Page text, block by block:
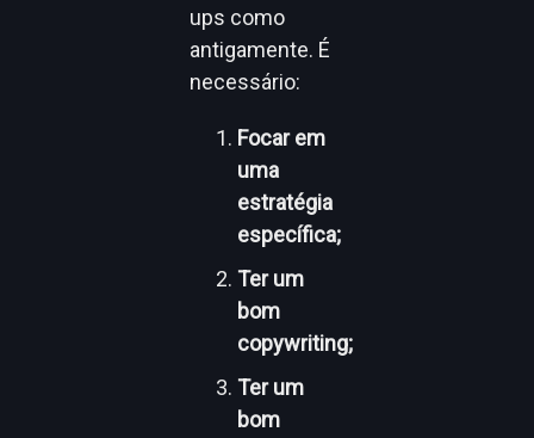
ups como
antigamente. É
necessário:
Focar em
uma
estratégia
específica;
Ter um
bom
copywriting;
Ter um
bom